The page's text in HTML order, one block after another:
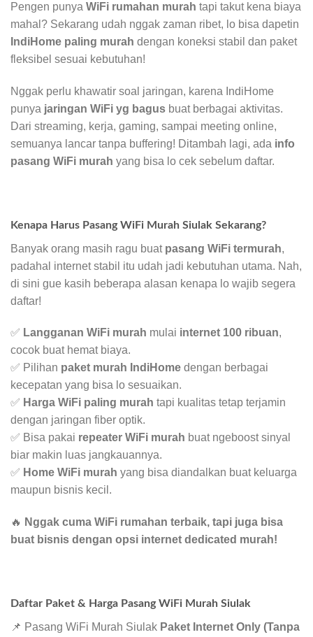
Pengen punya WiFi rumahan murah tapi takut kena biaya
mahal? Sekarang udah nggak zaman ribet, lo bisa dapetin
IndiHome paling murah dengan koneksi stabil dan paket
fleksibel sesuai kebutuhan!
Nggak perlu khawatir soal jaringan, karena IndiHome
punya jaringan WiFi yg bagus buat berbagai aktivitas.
Dari streaming, kerja, gaming, sampai meeting online,
semuanya lancar tanpa buffering! Ditambah lagi, ada info
pasang WiFi murah yang bisa lo cek sebelum daftar.
Kenapa Harus Pasang WiFi Murah Siulak Sekarang?
Banyak orang masih ragu buat pasang WiFi termurah,
padahal internet stabil itu udah jadi kebutuhan utama. Nah,
di sini gue kasih beberapa alasan kenapa lo wajib segera
daftar!
✅ Langganan WiFi murah mulai internet 100 ribuan,
cocok buat hemat biaya.
✅ Pilihan paket murah IndiHome dengan berbagai
kecepatan yang bisa lo sesuaikan.
✅ Harga WiFi paling murah tapi kualitas tetap terjamin
dengan jaringan fiber optik.
✅ Bisa pakai repeater WiFi murah buat ngeboost sinyal
biar makin luas jangkauannya.
✅ Home WiFi murah yang bisa diandalkan buat keluarga
maupun bisnis kecil.
🔥 Nggak cuma WiFi rumahan terbaik, tapi juga bisa
buat bisnis dengan opsi internet dedicated murah!
Daftar Paket & Harga Pasang WiFi Murah Siulak
📌 Pasang WiFi Murah Siulak Paket Internet Only (Tanpa